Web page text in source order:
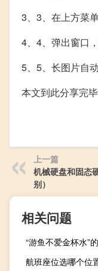
3、3、在上方菜
4、4、弹出窗口，
5、5、长图片自
本文到此分享完
上一篇
机械硬盘和固态
别）
相关问题
“游鱼不爱金杯水”
航班座位选哪个位